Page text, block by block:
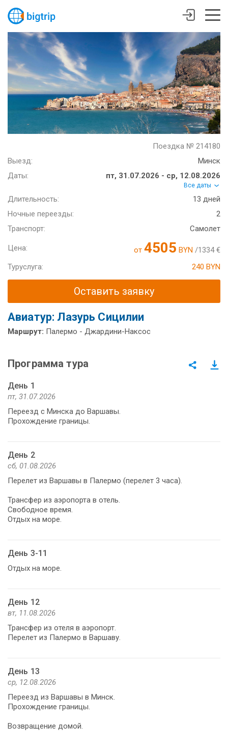
Поездка № 214180
Выезд:
Минск
Даты:
пт, 31.07.2026 - ср, 12.08.2026
Все даты
Длительность:
13 дней
Ночные переезды:
2
Транспорт:
Самолет
Цена: от 4505 BYN /1334 €
Туруслуга:
240 BYN
Оставить заявку
Авиатур: Лазурь Сицилии
Маршрут: Палермо - Джардини-Наксос
Программа тура
День 1
пт, 31.07.2026
Переезд с Минска до Варшавы.
Прохождение границы.
День 2
сб, 01.08.2026
Перелет из Варшавы в Палермо (перелет 3 часа).
Трансфер из аэропорта в отель.
Свободное время.
Отдых на море.
День 3-11
Отдых на море.
День 12
вт, 11.08.2026
Трансфер из отеля в аэропорт.
Перелет из Палермо в Варшаву.
День 13
ср, 12.08.2026
Переезд из Варшавы в Минск.
Прохождение границы.
Возвращение домой.